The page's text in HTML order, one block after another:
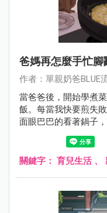
爸媽再怎麼手忙
作者：單親奶爸BLUE
當爸爸後，開始學煮
飯。每當我快要煎失
面眼巴巴的看著鍋子
重。是不是再怎麼手
關鍵字： 育兒生活、